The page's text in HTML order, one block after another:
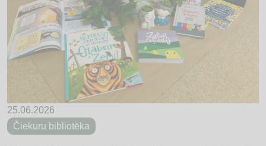
25.06.2026
Čiekuru bibliotēka